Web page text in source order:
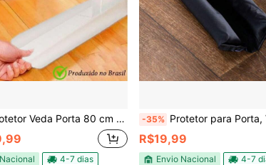
Porta 80 cm ou 90 cm de Napa Korino e Impermeável Contra insetos e poeiras Rolinho Cobra Cobrinha Duplo - PANAMI
4-7 dias
-35% Protetor para Porta, Veda Porta, Impermeável 70cm,
R$19,99
Envio Nacional 4-7